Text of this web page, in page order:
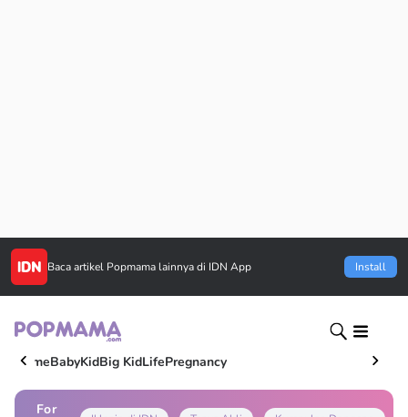
Baca artikel Popmama lainnya di IDN App Install
HomeBabyKidBig KidLifePregnancy
For